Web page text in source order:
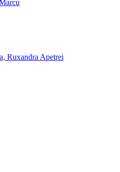
Ruxandra Apetrei